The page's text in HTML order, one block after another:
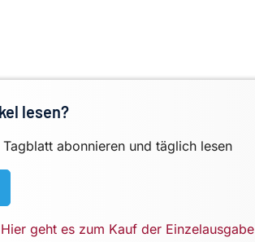
lesen?
abonnieren und täglich lesen
Hier geht es zum Kauf der Einzelausgabe